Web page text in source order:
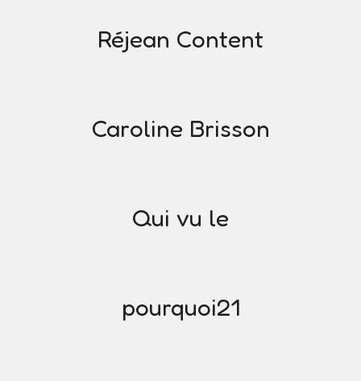
Réjean Content
Caroline Brisson
Qui vu le
pourquoi21